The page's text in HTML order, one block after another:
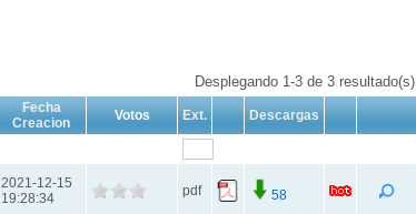
Desplegando 1-3 de 3 resultado(s).
Fecha
Creacion
Votos Ext. Descargas
2021-12-15
19:28:34
pdf 58